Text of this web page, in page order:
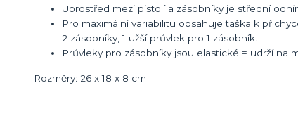
Uprostřed mezi pistolí a zásobníky je střední
Pro maximální variabilitu obsahuje taška k
2 zásobníky, 1 užší průvlek pro 1 zásobník.
Průvleky pro zásobníky jsou elastické = udrží na
Rozměry: 26 x 18 x 8 cm